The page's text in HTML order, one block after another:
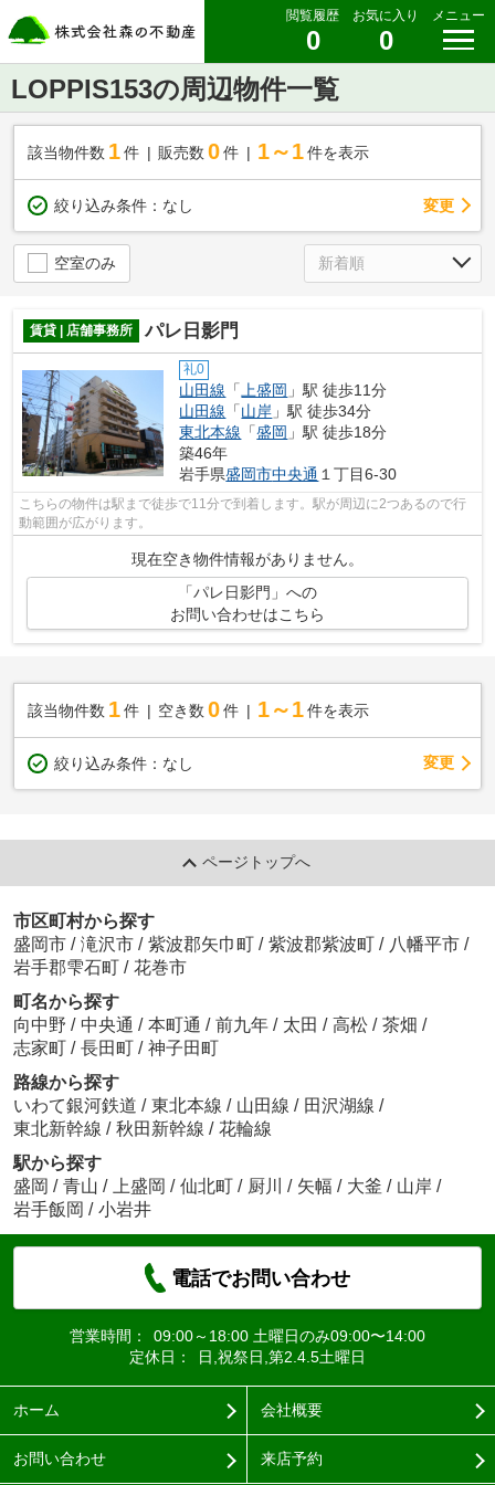
閲覧履歴
0
お気に入り
0
メニュー
LOPPIS153の周辺物件一覧
該当物件数 1件 販売数 0 件 1～1 件を表示
絞り込み条件： なし 変更
空室のみ
賃貸 | 店舗事務所 パレ日影門
礼0
山田線 「上盛岡 」駅 徒歩11分
山田線 「山岸 」駅 徒歩34分
東北本線 「盛岡 」駅 徒歩18分
築46年
岩手県盛岡市中央通 １丁目6-30
こちらの物件は駅まで徒歩で11分で到着します。駅が周辺に2つあるので行
動範囲が広がります。
現在空き物件情報がありません。
「パレ日影門」への
お問い合わせはこちら
該当物件数 1件 空き数 0 件 1～1 件を表示
絞り込み条件： なし 変更
ページトップへ
市区町村から探す
盛岡市 / 滝沢市 / 紫波郡矢巾町 / 紫波郡紫波町 / 八幡平市 /
岩手郡雫石町 / 花巻市
町名から探す
向中野 / 中央通 / 本町通 / 前九年 / 太田 / 高松 / 茶畑 /
志家町 / 長田町 / 神子田町
路線から探す
いわて銀河鉄道 / 東北本線 / 山田線 / 田沢湖線 /
東北新幹線 / 秋田新幹線 / 花輪線
駅から探す
盛岡 / 青山 / 上盛岡 / 仙北町 / 厨川 / 矢幅 / 大釜 / 山岸 /
岩手飯岡 / 小岩井
電話でお問い合わせ
営業時間：
09:00～18:00 土曜日のみ09:00〜14:00
定休日：
日,祝祭日,第2.4.5土曜日
ホーム 会社概要
お問い合わせ 来店予約